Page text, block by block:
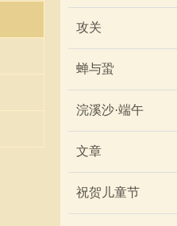
攻关
蝉与蛩
浣溪沙·端午
文章
祝贺儿童节